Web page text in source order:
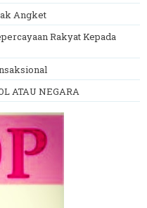
Angket
Rakyat Kepada
ATAU NEGARA